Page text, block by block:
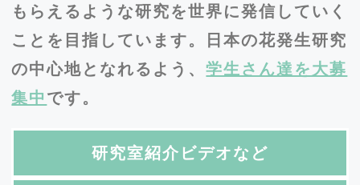
もらえるような研究を世界に発信していく
ことを目指しています。日本の花発生研究
の中心地となれるよう、学生さん達を大募
集中 です。
研究室紹介 ビデオなど